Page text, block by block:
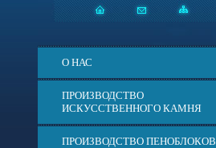
О НАС
ПРОИЗВОДСТВО
ИСКУССТВЕННОГО КАМНЯ
ПРОИЗВОДСТВО ПЕНОБЛОКОВ